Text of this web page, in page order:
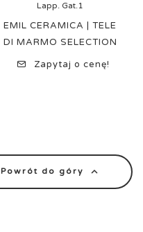
Lapp. Gat.1
EMIL CERAMICA | TELE
DI MARMO SELECTION
Zapytaj o cenę!
Powrót do góry 